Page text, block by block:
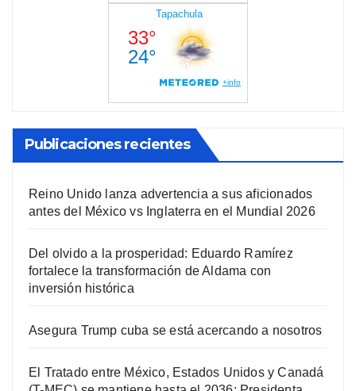
Publicaciones recientes
Reino Unido lanza advertencia a sus aficionados
antes del México vs Inglaterra en el Mundial 2026
Del olvido a la prosperidad: Eduardo Ramírez
fortalece la transformación de Aldama con
inversión histórica
Asegura Trump cuba se está acercando a nosotros
El Tratado entre México, Estados Unidos y Canadá